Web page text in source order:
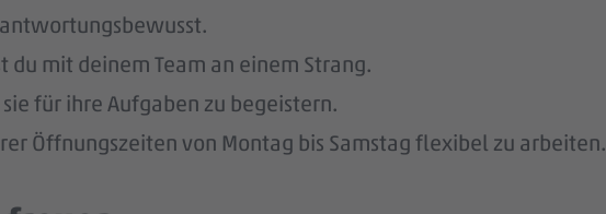
du mit deinem Team an einem Strang.
für ihre Aufgaben zu begeistern.
Öffnungszeiten von Montag bis Samstag flexibel zu arbeiten.